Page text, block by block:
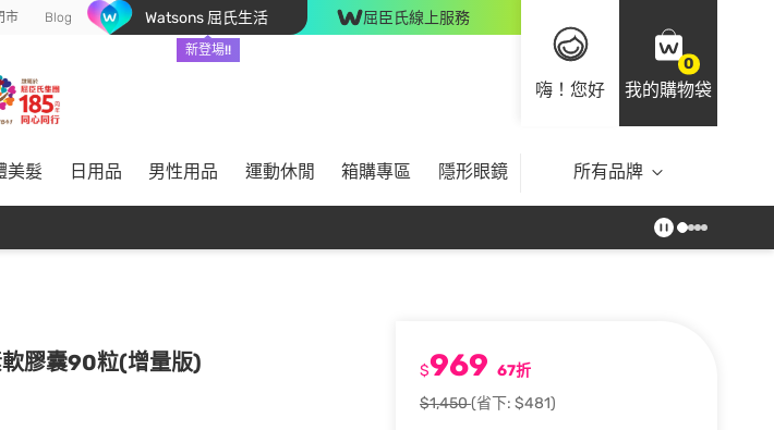
市 Blog Watsons 屈氏生活
新登場!!
屈臣氏線上服務
嗨！您好
0
我的購物袋
美髮 日用品 男性用品 運動休閒 箱購專區 隱形眼鏡 所有品牌
膠囊90粒(增量版)
$969 67折
$1,450(省下: $481)